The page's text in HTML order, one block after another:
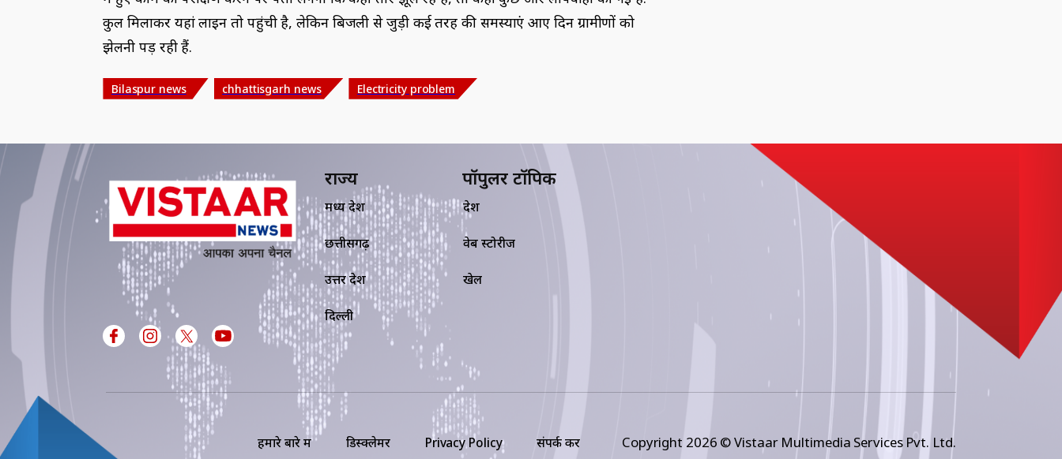
कुल मिलाकर यहां लाइन तो पहुंची है, लेकिन बिजली से जुड़ी कई तरह की समस्याएं आए दिन ग्रामीणों को
झेलनी पड़ रही हैं.
Bilaspur news chhattisgarh news Electricity problem
राज्य
मध्य प्रदेश
छत्तीसगढ़
उत्तर प्रदेश
दिल्ली
पॉपुलर टॉपिक
देश
वेब स्टोरीज
खेल
हमारे बारे में डिस्क्लेमर Privacy Policy संपर्क करें Copyright 2026 © Vistaar Multimedia Services Pvt. Ltd.